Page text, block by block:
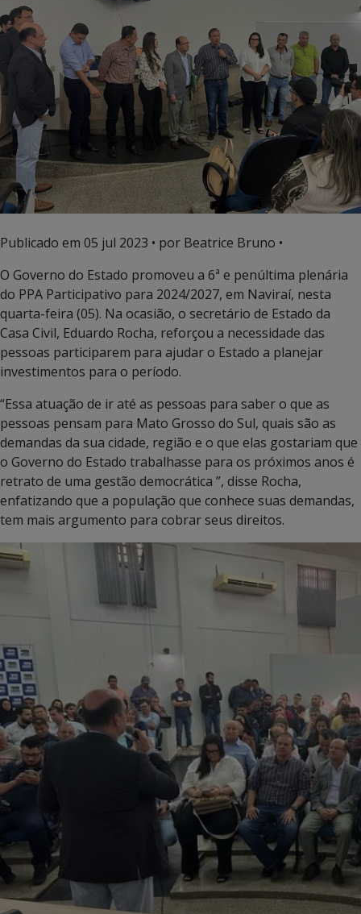
Publicado em 05 jul 2023 • por Beatrice Bruno •
O Governo do Estado promoveu a 6ª e penúltima plenária
do PPA Participativo para 2024/2027, em Naviraí, nesta
quarta-feira (05). Na ocasião, o secretário de Estado da
Casa Civil, Eduardo Rocha, reforçou a necessidade das
pessoas participarem para ajudar o Estado a planejar
investimentos para o período.
“Essa atuação de ir até as pessoas para saber o que as
pessoas pensam para Mato Grosso do Sul, quais são as
demandas da sua cidade, região e o que elas gostariam que
o Governo do Estado trabalhasse para os próximos anos é
retrato de uma gestão democrática ”, disse Rocha,
enfatizando que a população que conhece suas demandas,
tem mais argumento para cobrar seus direitos.